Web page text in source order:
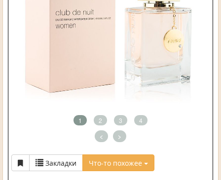
1 2 3 4
< >
Закладки Что-то похожее